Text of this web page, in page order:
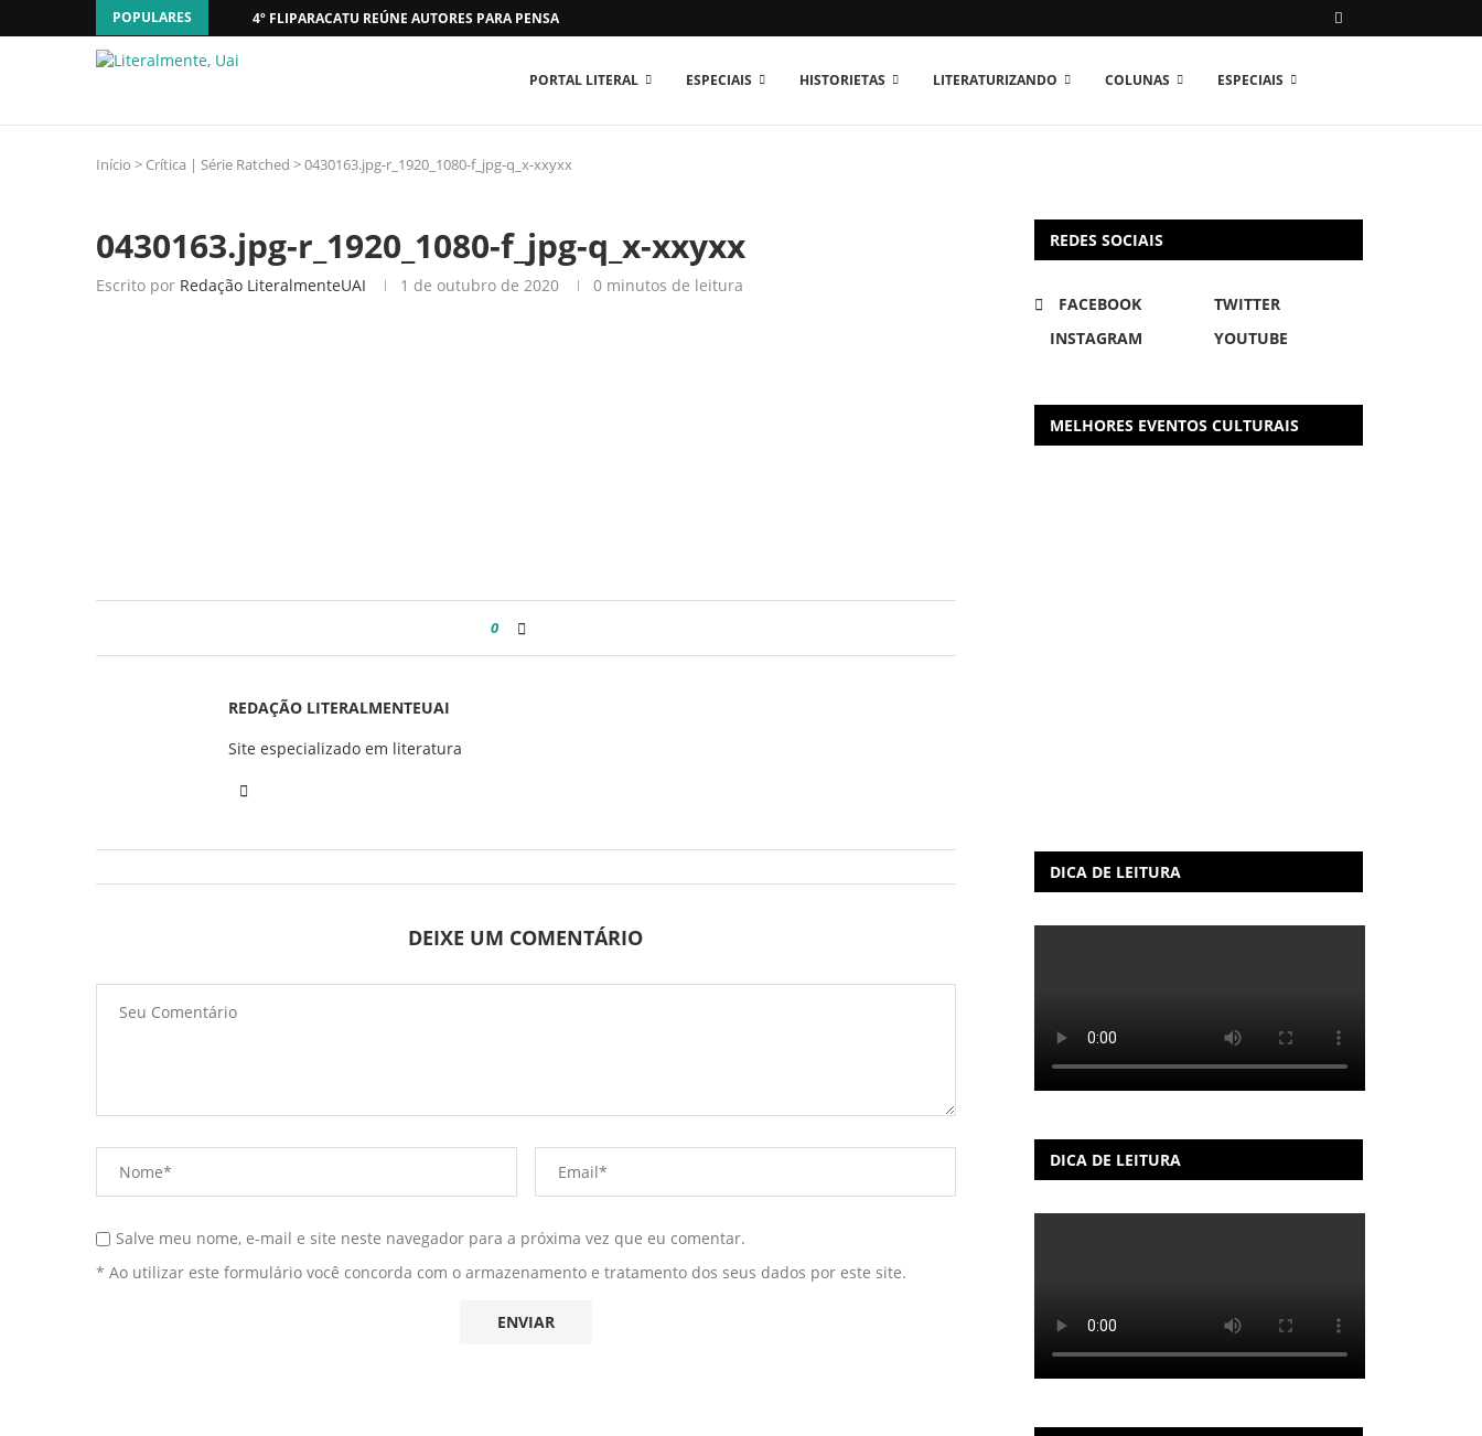
POPULARES 4º FLIPARACATU REÚNE AUTORES PARA PENSAR O MUNDO...
PORTAL LITERAL ESPECIAIS HISTORIETAS LITERATURIZANDO COLUNAS ESPECIAIS
Início > Crítica | Série Ratched >0430163.jpg-r_1920_1080-f_jpg-q_x-xxyxx
0430163.jpg-r_1920_1080-f_jpg-q_x-xxyxx
Escrito por Redação LiteralmenteUAI 1 de outubro de 2020 0 minutos de leitura
0
REDAÇÃO LITERALMENTEUAI
Site especializado em literatura
DEIXE UM COMENTÁRIO
Salve meu nome, e-mail e site neste navegador para a próxima vez que eu comentar.
* Ao utilizar este formulário você concorda com o armazenamento e tratamento dos seus dados por este site.
REDES SOCIAIS
FACEBOOK
TWITTER
INSTAGRAM
YOUTUBE
MELHORES EVENTOS CULTURAIS
DICA DE LEITURA
DICA DE LEITURA